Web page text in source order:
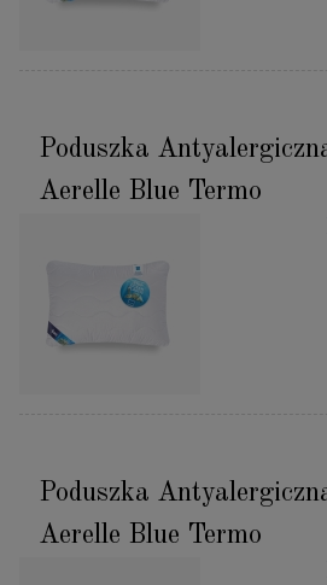
Poduszka
Aerelle Blue Termo
Poduszka
Aerelle Blue Termo